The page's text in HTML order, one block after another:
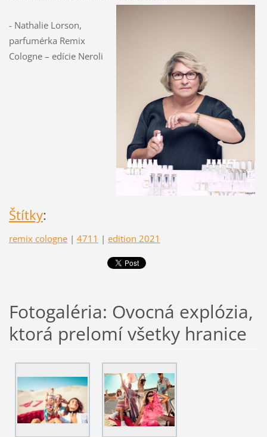
- Nathalie Lorson,
parfumérka Remix
Cologne – edície Neroli
Štítky:
remix cologne | 4711 | edition 2021
Fotogaléria: Ovocná explózia,
ktorá prelomí všetky hranice